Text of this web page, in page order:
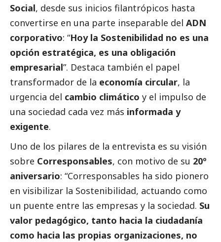
Social, desde sus inicios filantrópicos hasta
convertirse en una parte inseparable del ADN
corporativo: “Hoy la Sostenibilidad no es una
opción estratégica, es una obligación
empresarial”. Destaca también el papel
transformador de la economía circular, la
urgencia del cambio climático y el impulso de
una sociedad cada vez más informada y
exigente.
Uno de los pilares de la entrevista es su visión
sobre Corresponsables, con motivo de su 20º
aniversario: “Corresponsables ha sido pionero
en visibilizar la Sostenibilidad, actuando como
un puente entre las empresas y la sociedad. Su
valor pedagógico, tanto hacia la ciudadanía
como hacia las propias organizaciones, no